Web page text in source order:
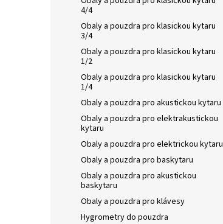
4/4
Obaly a pouzdra pro klasickou kytaru
3/4
Obaly a pouzdra pro klasickou kytaru
1/2
Obaly a pouzdra pro klasickou kytaru
1/4
Obaly a pouzdra pro akustickou kytaru
Obaly a pouzdra pro elektrakustickou
kytaru
Obaly a pouzdra pro elektrickou kytaru
Obaly a pouzdra pro baskytaru
Obaly a pouzdra pro akustickou
baskytaru
Obaly a pouzdra pro klávesy
Hygrometry do pouzdra